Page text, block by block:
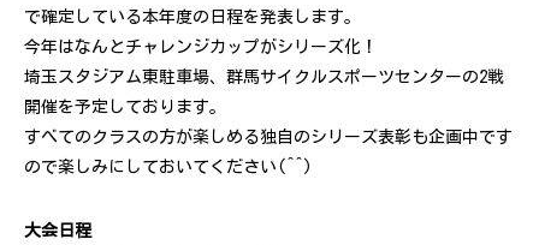
で確定している本年度の日程を発表します。
今年はなんとチャレンジカップがシリーズ化！
埼玉スタジアム東駐車場、群馬サイクルスポーツセンターの2戦
開催を予定しております。
すべてのクラスの方が楽しめる独自のシリーズ表彰も企画中です
ので楽しみにしておいてください(^^)
大会日程